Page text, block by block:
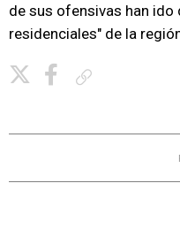
de sus ofensivas han
residenciales" de la